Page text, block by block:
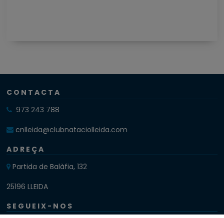
CONTACTA
973 243 788
cnlleida@clubnataciolleida.com
ADREÇA
Partida de Balàfia, 132
25196 LLEIDA
SEGUEIX-NOS